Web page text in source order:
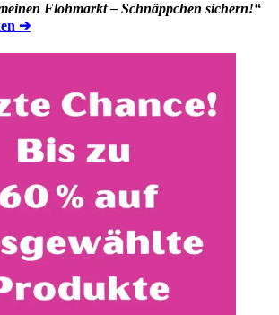
Flohmarkt – Schnäppchen sichern!“
➔